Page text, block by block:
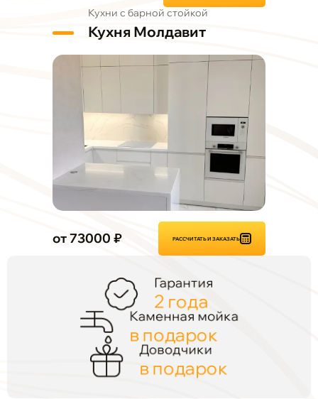
Кухни с барной стойкой
Кухня Молдавит
от 73000 ₽ РАССЧИТАТЬ И ЗАКАЗАТЬ
Гарантия
2 года
Каменная мойка
в подарок
Доводчики
в подарок